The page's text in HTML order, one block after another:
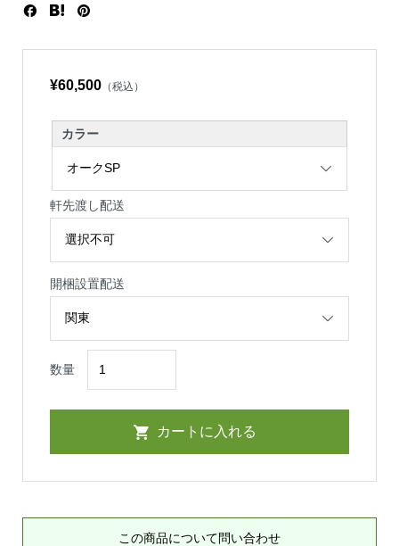
¥60,500（税込）
カラー
軒先渡し配送
開梱設置配送
数量
この商品について問い合わせ